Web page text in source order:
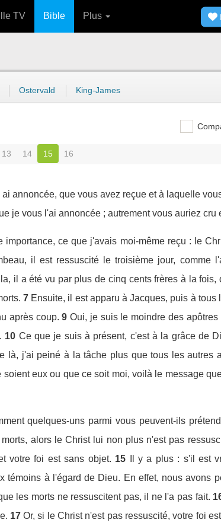
TV Bible Plus
Ostervald King-James
13 14 15 16
annoncée, que vous avez reçue et à laquelle
je vous l'ai annoncée ; autrement vous auriez cru
ce que j'avais moi-même reçu : le
il est ressuscité le troisième jour, comme
il a été vu par plus de cinq cents frères à la fois,
7 Ensuite, il est apparu à Jacques, puis à tous
après coup. 9 Oui, je suis le moindre des
10 Ce que je suis à présent, c'est à la grâce de
là, j'ai peiné à la tâche plus que tous les autres
soient eux ou que ce soit moi, voilà le message
quelques-uns parmi vous peuvent-ils
alors le Christ lui non plus n'est pas
votre foi est sans objet. 15
Il y a plus : s'il est
témoins à l'égard de Dieu. En effet, nous avons
les morts ne ressuscitent pas, il ne l'a pas fait.
17 Or, si le Christ n'est pas ressuscité, votre foi